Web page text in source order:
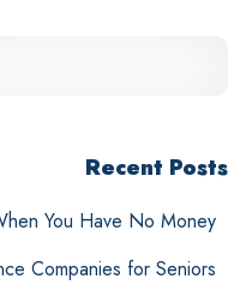
Recent Posts
You Have No Money
Companies for Seniors